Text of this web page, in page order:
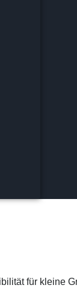
für kleine